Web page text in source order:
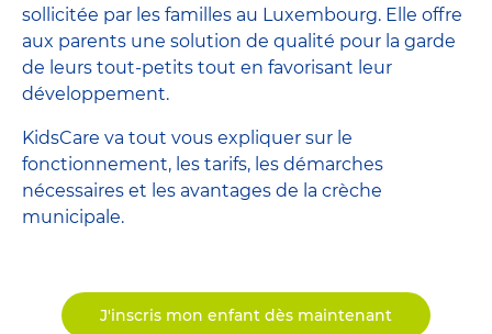
sollicitée par les familles au Luxembourg. Elle offre
aux parents une solution de qualité pour la garde
de leurs tout-petits tout en favorisant leur
développement.
KidsCare va tout vous expliquer sur le
fonctionnement, les tarifs, les démarches
nécessaires et les avantages de la crèche
municipale.
J'inscris mon enfant dès maintenant